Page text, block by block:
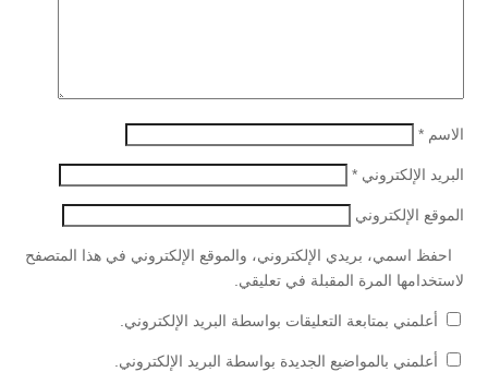
الاسم *
البريد الإلكتروني *
الموقع الإلكتروني
احفظ اسمي، بريدي الإلكتروني، والموقع الإلكتروني في هذا المتصفح
لاستخدامها المرة المقبلة في تعليقي.
أعلمني بمتابعة التعليقات بواسطة البريد الإلكتروني.
أعلمني بالمواضيع الجديدة بواسطة البريد الإلكتروني.